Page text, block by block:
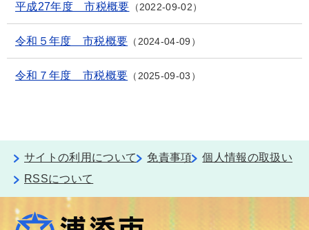
平成27年度 市税概要 2022-09-02
令和５年度 市税概要 2024-04-09
令和７年度 市税概要 2025-09-03
サイトの利用について 免責事項
個人情報の取扱い
RSSについて